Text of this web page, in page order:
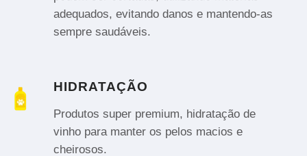
adequados, evitando danos e mantendo-as
sempre saudáveis.
HIDRATAÇÃO
Produtos super premium, hidratação de
vinho para manter os pelos macios e
cheirosos.